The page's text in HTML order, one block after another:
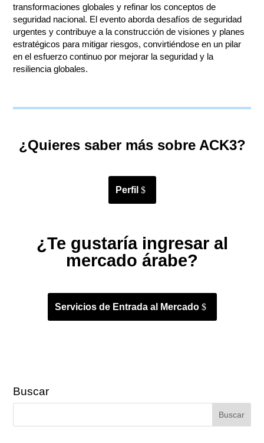
transformaciones globales y refinar los conceptos de
seguridad nacional. El evento aborda desafíos de seguridad
urgentes y contribuye a la construcción de visiones y planes
estratégicos para mitigar riesgos, convirtiéndose en un pilar
en el esfuerzo continuo por mejorar la seguridad y la
resiliencia globales.
¿Quieres saber más sobre ACK3?
Perfil
¿Te gustaría ingresar al
mercado árabe?
Servicios de Entrada al Mercado
Buscar